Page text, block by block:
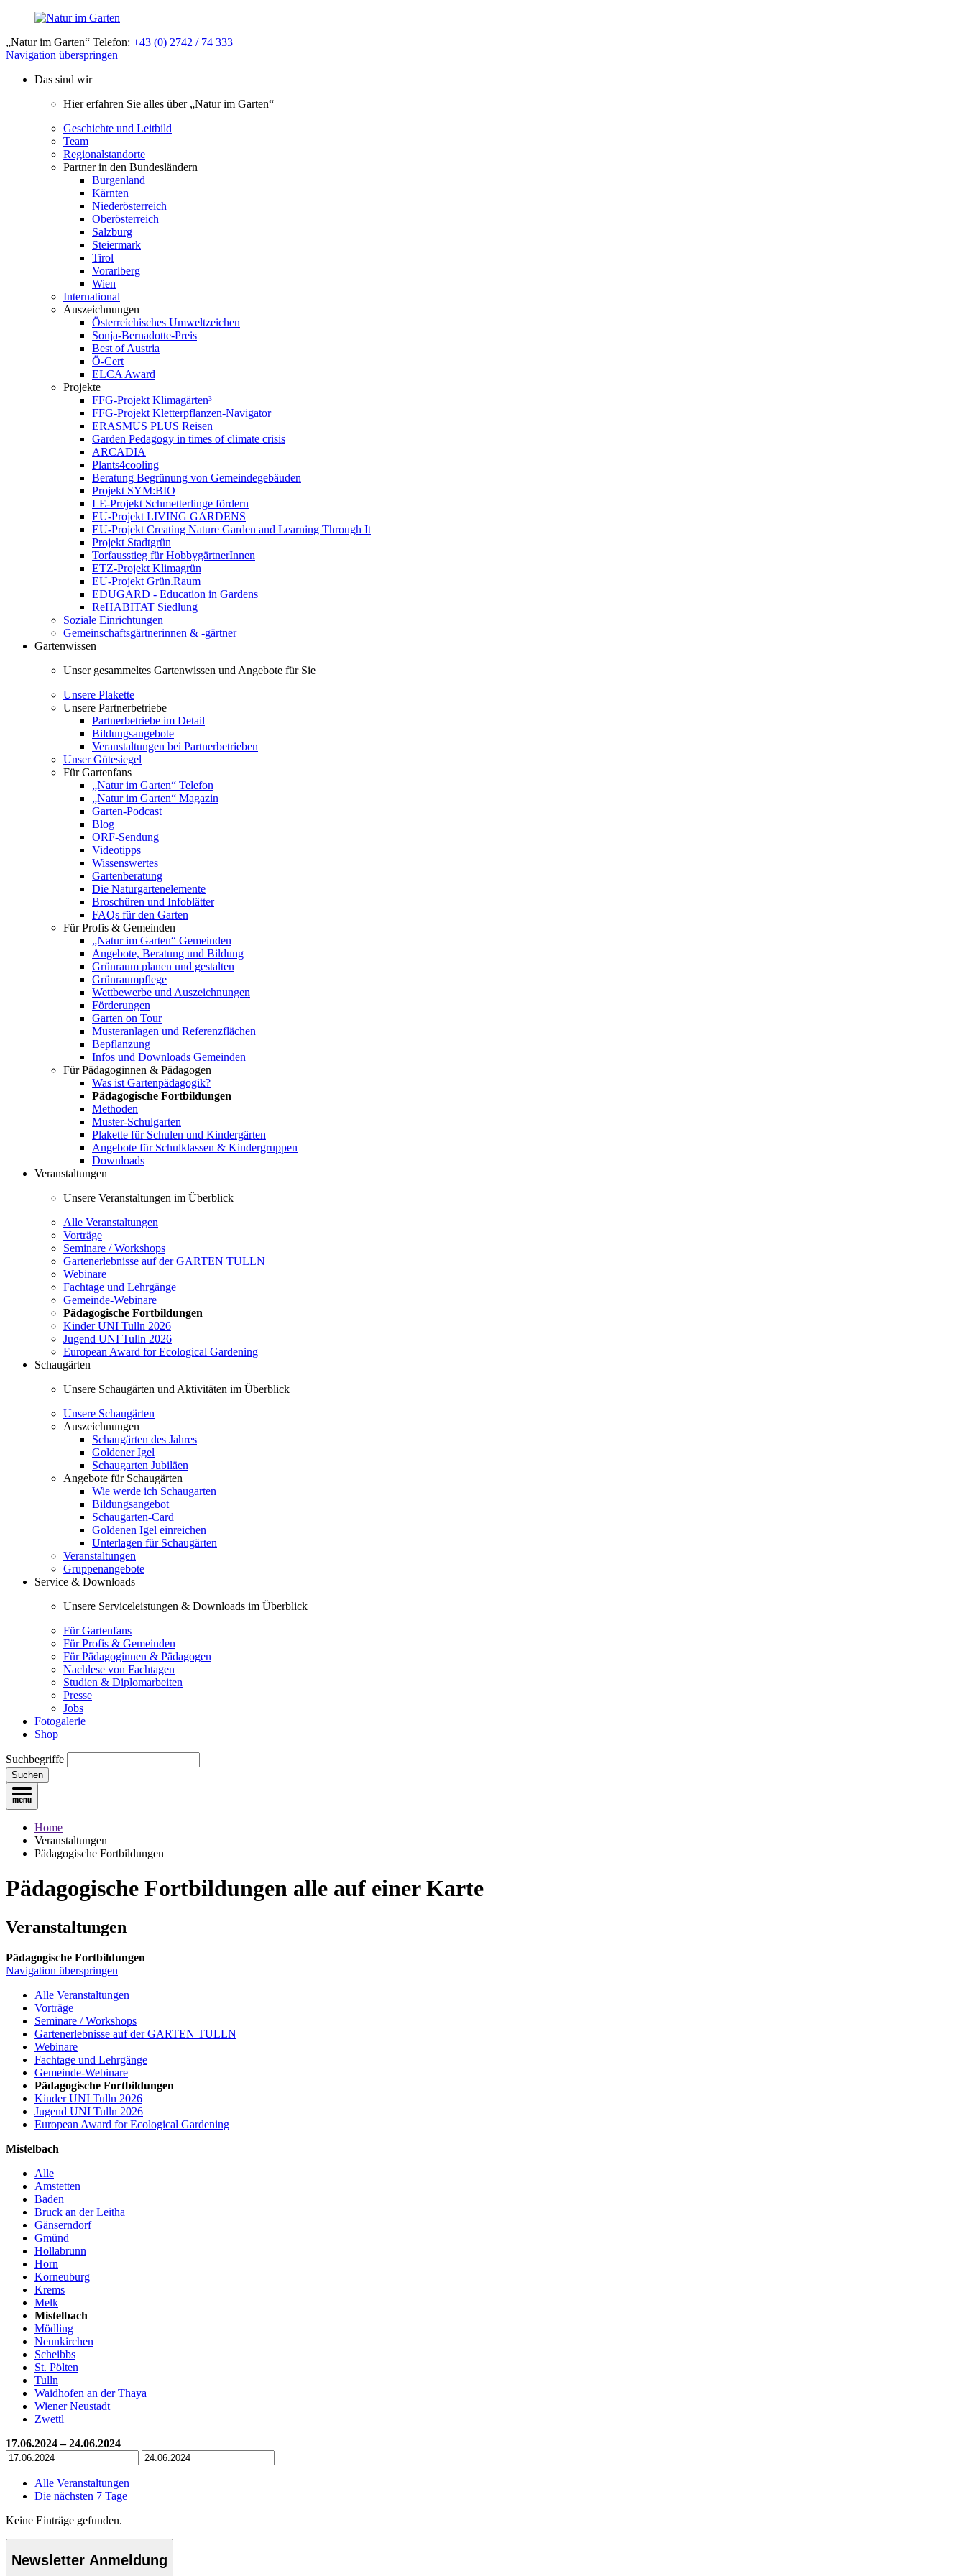
„Natur im Garten“ Telefon: +43 (0) 2742 / 74 333
Navigation überspringen
Das sind wir
Hier erfahren Sie alles über „Natur im Garten“
Geschichte und Leitbild
Team
Regionalstandorte
Partner in den Bundesländern
Burgenland
Kärnten
Niederösterreich
Oberösterreich
Salzburg
Steiermark
Tirol
Vorarlberg
Wien
International
Auszeichnungen
Österreichisches Umweltzeichen
Sonja-Bernadotte-Preis
Best of Austria
Ö-Cert
ELCA Award
Projekte
FFG-Projekt Klimagärten³
FFG-Projekt Kletterpflanzen-Navigator
ERASMUS PLUS Reisen
Garden Pedagogy in times of climate crisis
ARCADIA
Plants4cooling
Beratung Begrünung von Gemeindegebäuden
Projekt SYM:BIO
LE-Projekt Schmetterlinge fördern
EU-Projekt LIVING GARDENS
EU-Projekt Creating Nature Garden and Learning Through It
Projekt Stadtgrün
Torfausstieg für HobbygärtnerInnen
ETZ-Projekt Klimagrün
EU-Projekt Grün.Raum
EDUGARD - Education in Gardens
ReHABITAT Siedlung
Soziale Einrichtungen
Gemeinschaftsgärtnerinnen & -gärtner
Gartenwissen
Unser gesammeltes Gartenwissen und Angebote für Sie
Unsere Plakette
Unsere Partnerbetriebe
Partnerbetriebe im Detail
Bildungsangebote
Veranstaltungen bei Partnerbetrieben
Unser Gütesiegel
Für Gartenfans
„Natur im Garten“ Telefon
„Natur im Garten“ Magazin
Garten-Podcast
Blog
ORF-Sendung
Videotipps
Wissenswertes
Gartenberatung
Die Naturgartenelemente
Broschüren und Infoblätter
FAQs für den Garten
Für Profis & Gemeinden
„Natur im Garten“ Gemeinden
Angebote, Beratung und Bildung
Grünraum planen und gestalten
Grünraumpflege
Wettbewerbe und Auszeichnungen
Förderungen
Garten on Tour
Musteranlagen und Referenzflächen
Bepflanzung
Infos und Downloads Gemeinden
Für Pädagoginnen & Pädagogen
Was ist Gartenpädagogik?
Pädagogische Fortbildungen
Methoden
Muster-Schulgarten
Plakette für Schulen und Kindergärten
Angebote für Schulklassen & Kindergruppen
Downloads
Veranstaltungen
Unsere Veranstaltungen im Überblick
Alle Veranstaltungen
Vorträge
Seminare / Workshops
Gartenerlebnisse auf der GARTEN TULLN
Webinare
Fachtage und Lehrgänge
Gemeinde-Webinare
Pädagogische Fortbildungen
Kinder UNI Tulln 2026
Jugend UNI Tulln 2026
European Award for Ecological Gardening
Schaugärten
Unsere Schaugärten und Aktivitäten im Überblick
Unsere Schaugärten
Auszeichnungen
Schaugärten des Jahres
Goldener Igel
Schaugarten Jubiläen
Angebote für Schaugärten
Wie werde ich Schaugarten
Bildungsangebot
Schaugarten-Card
Goldenen Igel einreichen
Unterlagen für Schaugärten
Veranstaltungen
Gruppenangebote
Service & Downloads
Unsere Serviceleistungen & Downloads im Überblick
Für Gartenfans
Für Profis & Gemeinden
Für Pädagoginnen & Pädagogen
Nachlese von Fachtagen
Studien & Diplomarbeiten
Presse
Jobs
Fotogalerie
Shop
Suchbegriffe
Suchen
Home
Veranstaltungen
Pädagogische Fortbildungen
Pädagogische Fortbildungen alle auf einer Karte
Veranstaltungen
Pädagogische Fortbildungen
Navigation überspringen
Alle Veranstaltungen
Vorträge
Seminare / Workshops
Gartenerlebnisse auf der GARTEN TULLN
Webinare
Fachtage und Lehrgänge
Gemeinde-Webinare
Pädagogische Fortbildungen
Kinder UNI Tulln 2026
Jugend UNI Tulln 2026
European Award for Ecological Gardening
Mistelbach
Alle
Amstetten
Baden
Bruck an der Leitha
Gänserndorf
Gmünd
Hollabrunn
Horn
Korneuburg
Krems
Melk
Mistelbach
Mödling
Neunkirchen
Scheibbs
St. Pölten
Tulln
Waidhofen an der Thaya
Wiener Neustadt
Zwettl
17.06.2024 – 24.06.2024
Alle Veranstaltungen
Die nächsten 7 Tage
Keine Einträge gefunden.
Newsletter Anmeldung